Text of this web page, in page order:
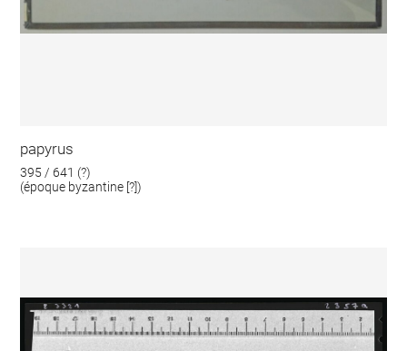
papyrus
395 / 641 (?)
(époque byzantine [?])